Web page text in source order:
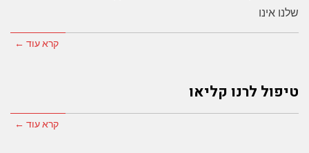
שלנו אינו
קרא עוד ←
טיפול לרנו קליאו
קרא עוד ←